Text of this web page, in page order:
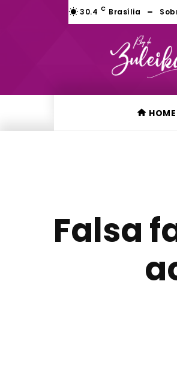
30.4 C Brasília
HOME
Falsa